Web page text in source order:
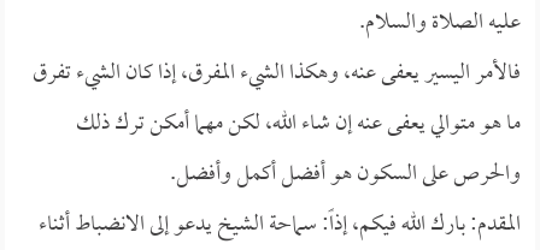
عليه الصلاة والسلام.
فالأمر اليسير يعفى عنه، وهكذا الشيء المفرق، إذا كان الشيء تفرق
ما هو متوالي يعفى عنه إن شاء الله، لكن مهما أمكن ترك ذلك
والحرص على السكون هو أفضل أكمل وأفضل.
المقدم: بارك الله فيكم، إذاً: سماحة الشيخ يدعو إلى الانضباط أثناء